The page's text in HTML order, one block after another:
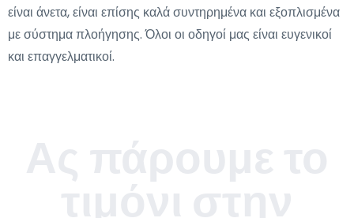
είναι άνετα, είναι επίσης καλά συντηρημένα και εξοπλισμένα
με σύστημα πλοήγησης. Όλοι οι οδηγοί μας είναι ευγενικοί
και επαγγελματικοί.